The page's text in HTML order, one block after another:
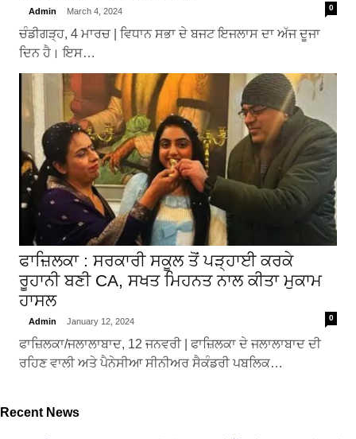
Admin March 4, 2024 0
ਚੰਡੀਗੜ੍ਹ, 4 ਮਾਰਚ | ਵਿਧਾਨ ਸਭਾ ਦੇ ਬਜਟ ਇਜਲਾਸ ਦਾ ਅੱਜ ਦੂਜਾ
ਦਿਨ ਹੈ। ਇਸ…
ਫਾਜ਼ਿਲਕਾ : ਸਰਕਾਰੀ ਸਕੂਲ ਤੋਂ ਪੜ੍ਹਾਈ ਕਰਕੇ
ਰੂਹਾਨੀ ਬਣੀ CA, ਸਖਤ ਮਿਹਨਤ ਨਾਲ ਕੀਤਾ ਮੁਕਾਮ
ਹਾਸਲ
Admin January 12, 2024 0
ਫਾਜ਼ਿਲਕਾ/ਜਲਾਲਾਬਾਦ, 12 ਜਨਵਰੀ | ਫਾਜ਼ਿਲਕਾ ਦੇ ਜਲਾਲਾਬਾਦ ਦੀ
ਰਹਿਣ ਵਾਲੀ ਅਤੇ ਪੈਨੇਸੀਆ ਸੀਨੀਅਰ ਸੈਕੰਡਰੀ ਪਬਲਿਕ…
Recent News